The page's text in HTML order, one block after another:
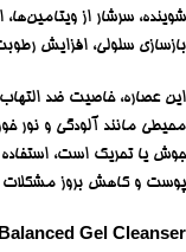
شوینده، سرشار از
بازسازی سلولی، افزایش
این عصاره، خاصیت ضد
محیطی مانند آلودگی و نور
جوش یا تحریک است، استفاده
پوست و کاهش بروز
Gel Cleanser